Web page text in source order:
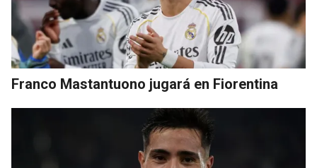
Franco Mastantuono jugará en Fiorentina